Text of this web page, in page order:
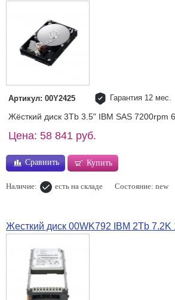
Артикул: 00Y2425 Гарантия 12 мес.
Жёсткий диск 3Tb 3.5" IBM SAS 7200rpm
Цена: 58 841 руб.
Сравнить Купить
Наличие: есть на складе Состояние: new
Жесткий диск 00WK792 IBM 2Tb 7.2K